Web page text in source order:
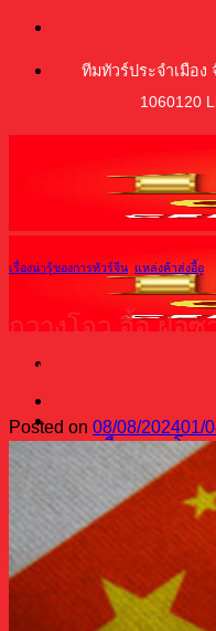
ข้าม
ทีมทัวร์ประจำเมือง
1060120
ทริปทัวร์ซื้อของจีน
เมืองกวางโจว
เมืองอี้อู
เมืองฝอซานเ
ทริปงานแฟร์จีน
กวางโจวแฟร์
เรื่องน่ารู้ของการทัวร์จีน แหล่งค้าส่งอี้อู
กวางโจว อี้อู ฝอซ
สินค้าอะไรบ้าง ม
Posted on 08/08/202401/